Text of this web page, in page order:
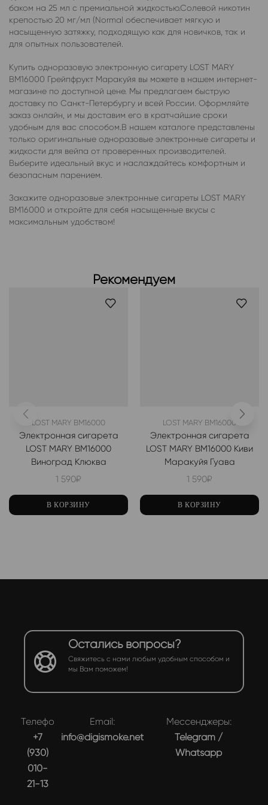
баком на 25 мл с премиальной жидкостью.Солевой никотин
крепостью 20 мг/мл (Normal обеспечивает мягкую и
насыщенную затяжку, подходящую как для новичков, так и
для опытных пользователей.
Купить одноразовую электронную сигарету LOST MARY
BM16000 Грейпфрукт Маракуйя вы можете в нашем интернет-
магазине по доступной цене. Мы предлагаем быструю
доставку по Санкт-Петербургу и всей России. Оформляйте
заказ онлайн, и мы доставим его в кратчайшие сроки
удобным для вас способом.В нашем каталоге представлены
только оригинальные одноразовые электронные сигареты и
жидкости для вейпа от проверенных производителей.
Выберите идеальный вкус и наслаждайтесь комфортным и
безопасным парением.
Закажите одноразовые электронные сигареты LOST MARY
BM16000 и откройте для себя насыщенные вкусы с
максимальным удобством!
Рекомендуем
LOST MARY BM16000
Электронная сигарета
LOST MARY BM16000
Виноград Клюква
1 590₽
В КОРЗИНУ
LOST MARY BM16000
Электронная сигарета
LOST MARY BM16000 Киви
Маракуйя Гуава
1 590₽
В КОРЗИНУ
Остались вопросы?
Свяжитесь с нами любым удобным способом и
мы Вам поможем!
Телефон:
+7
(930)
010-
21-13
Email:
info@digismoke.net
Мессенджеры:
Telegram /
Whatsapp